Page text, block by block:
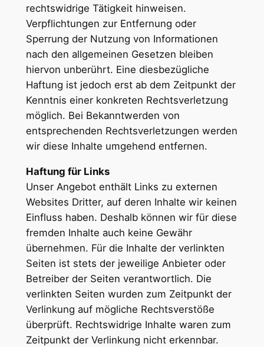
rechtswidrige Tätigkeit hinweisen.
Verpflichtungen zur Entfernung oder
Sperrung der Nutzung von Informationen
nach den allgemeinen Gesetzen bleiben
hiervon unberührt. Eine diesbezügliche
Haftung ist jedoch erst ab dem Zeitpunkt der
Kenntnis einer konkreten Rechtsverletzung
möglich. Bei Bekanntwerden von
entsprechenden Rechtsverletzungen werden
wir diese Inhalte umgehend entfernen.
Haftung für Links
Unser Angebot enthält Links zu externen
Websites Dritter, auf deren Inhalte wir keinen
Einfluss haben. Deshalb können wir für diese
fremden Inhalte auch keine Gewähr
übernehmen. Für die Inhalte der verlinkten
Seiten ist stets der jeweilige Anbieter oder
Betreiber der Seiten verantwortlich. Die
verlinkten Seiten wurden zum Zeitpunkt der
Verlinkung auf mögliche Rechtsverstöße
überprüft. Rechtswidrige Inhalte waren zum
Zeitpunkt der Verlinkung nicht erkennbar.